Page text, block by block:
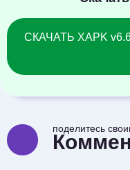
СКАЧАТЬ XAPK
поделитесь